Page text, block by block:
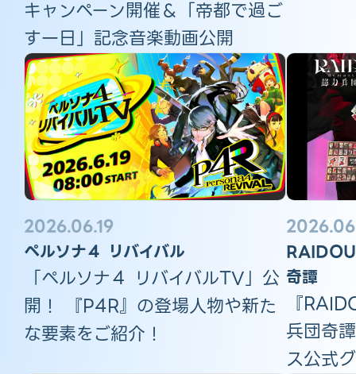
キャンペーン開催＆「帝都で過ご
す一日」記念音楽動画公開
2026.06.19
ペルソナ４ リバイバル
「ペルソナ４ リバイバルTV」公
開！ 『P4R』の登場人物や新た
な要素をご紹介！
奇譚
『
兵団奇
ス公式